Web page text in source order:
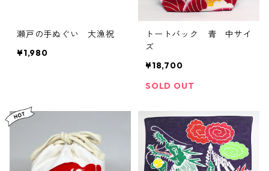
瀬戸の手ぬぐい 大漁祝
¥1,980
トートバック 青 中サイ
ズ
¥18,700
SOLD OUT